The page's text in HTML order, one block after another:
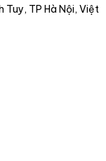
Tuy, TP Hà Nội, Việt